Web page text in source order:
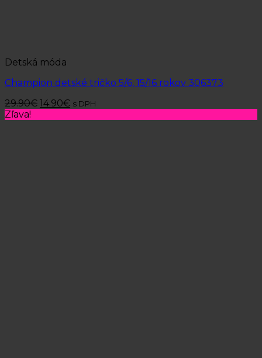
Detská móda
Champion detské tričko 5/6, 15/16 rokov 306373
29.90€ 14.90€ s DPH
Zľava!